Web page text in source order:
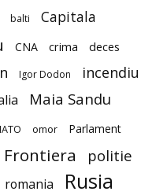
balti Capitala
CNA crima deces
Igor Dodon incendiu
Maia Sandu
omor Parlament
politie
romania Rusia